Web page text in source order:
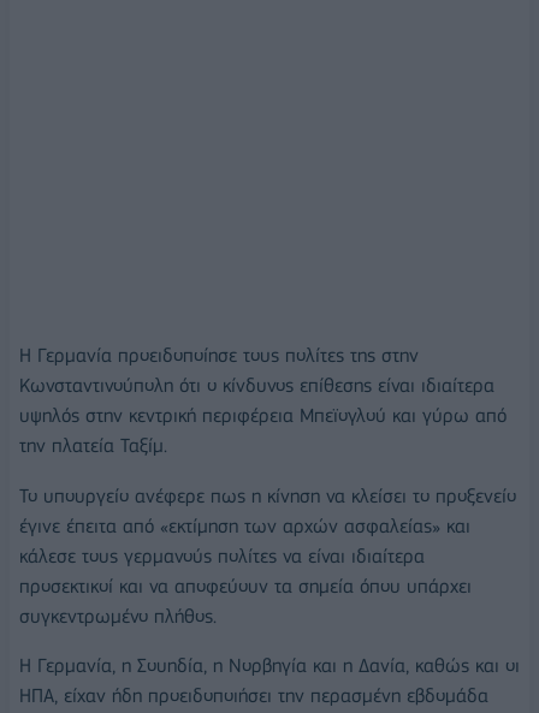
Η Γερμανία προειδοποίησε τους πολίτες της στην
Κωνσταντινούπολη ότι ο κίνδυνος επίθεσης είναι ιδιαίτερα
υψηλός στην κεντρική περιφέρεια Μπεϊογλού και γύρω από
την πλατεία Ταξίμ.
Το υπουργείο ανέφερε πως η κίνηση να κλείσει το προξενείο
έγινε έπειτα από «εκτίμηση των αρχών ασφαλείας» και
κάλεσε τους γερμανούς πολίτες να είναι ιδιαίτερα
προσεκτικοί και να αποφεύουν τα σημεία όπου υπάρχει
συγκεντρωμένο πλήθος.
Η Γερμανία, η Σουηδία, η Νορβηγία και η Δανία, καθώς και οι
ΗΠΑ, είχαν ήδη προειδοποιήσει την περασμένη εβδομάδα